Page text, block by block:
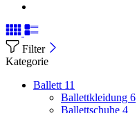
Filter
Kategorie
Ballett 11
Ballettkleidung 6
Ballettschuhe 4